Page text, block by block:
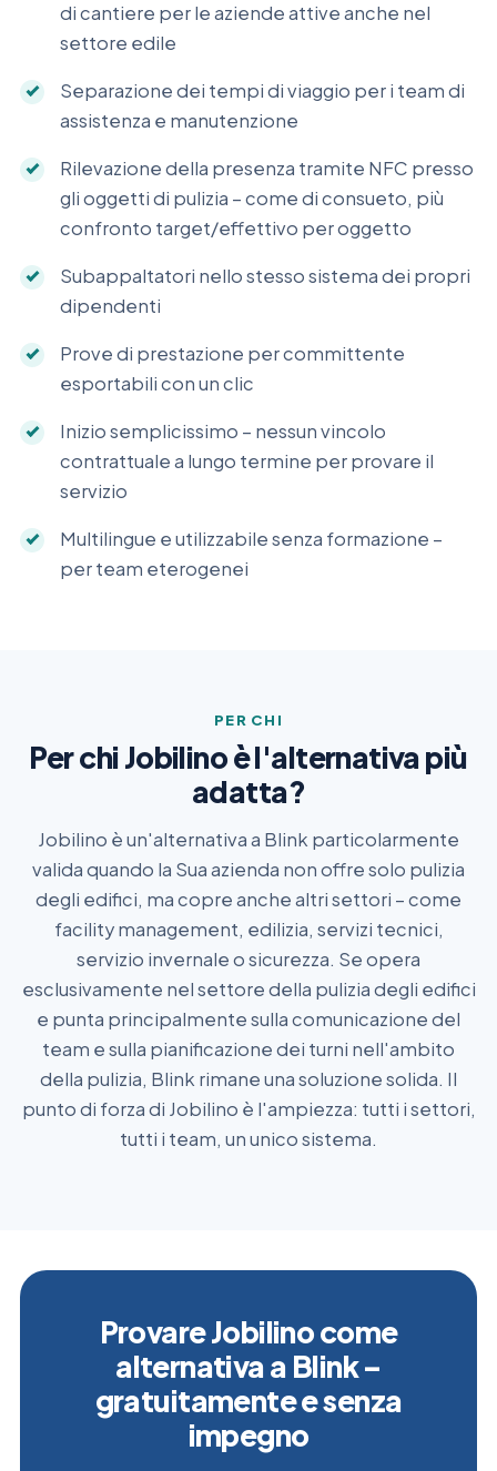
di cantiere per le aziende attive anche nel
settore edile
Separazione dei tempi di viaggio per i team di
assistenza e manutenzione
Rilevazione della presenza tramite NFC presso
gli oggetti di pulizia – come di consueto, più
confronto target/effettivo per oggetto
Subappaltatori nello stesso sistema dei propri
dipendenti
Prove di prestazione per committente
esportabili con un clic
Inizio semplicissimo – nessun vincolo
contrattuale a lungo termine per provare il
servizio
Multilingue e utilizzabile senza formazione –
per team eterogenei
PER CHI
Per chi Jobilino è l'alternativa più
adatta?
Jobilino è un'alternativa a Blink particolarmente
valida quando la Sua azienda non offre solo pulizia
degli edifici, ma copre anche altri settori – come
facility management, edilizia, servizi tecnici,
servizio invernale o sicurezza. Se opera
esclusivamente nel settore della pulizia degli edifici
e punta principalmente sulla comunicazione del
team e sulla pianificazione dei turni nell'ambito
della pulizia, Blink rimane una soluzione solida. Il
punto di forza di Jobilino è l'ampiezza: tutti i settori,
tutti i team, un unico sistema.
Provare Jobilino come
alternativa a Blink –
gratuitamente e senza
impegno